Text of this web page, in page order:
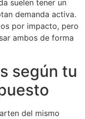
suelen tener un
demanda activa.
por impacto, pero
ambos de forma
según tu
del mismo